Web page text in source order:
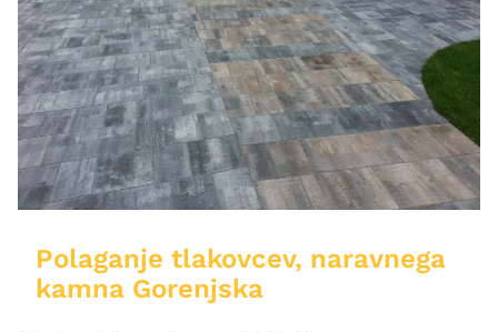
Polaganje tlakovcev, naravnega
kamna Gorenjska